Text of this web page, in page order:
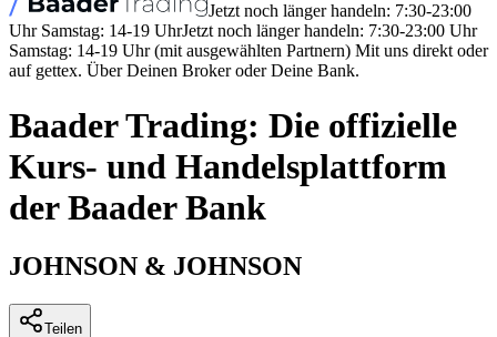
Jetzt noch länger handeln: 7:30-23:00
Uhr Samstag: 14-19 UhrJetzt noch länger handeln: 7:30-23:00 Uhr
Samstag: 14-19 Uhr (mit ausgewählten Partnern) Mit uns direkt oder
auf gettex. Über Deinen Broker oder Deine Bank.
Baader Trading: Die offizielle
Kurs- und Handelsplattform
der Baader Bank
JOHNSON & JOHNSON
Teilen